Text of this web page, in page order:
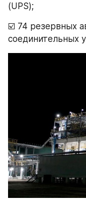
(UPS);
☑️ 74 резервных
соединительных